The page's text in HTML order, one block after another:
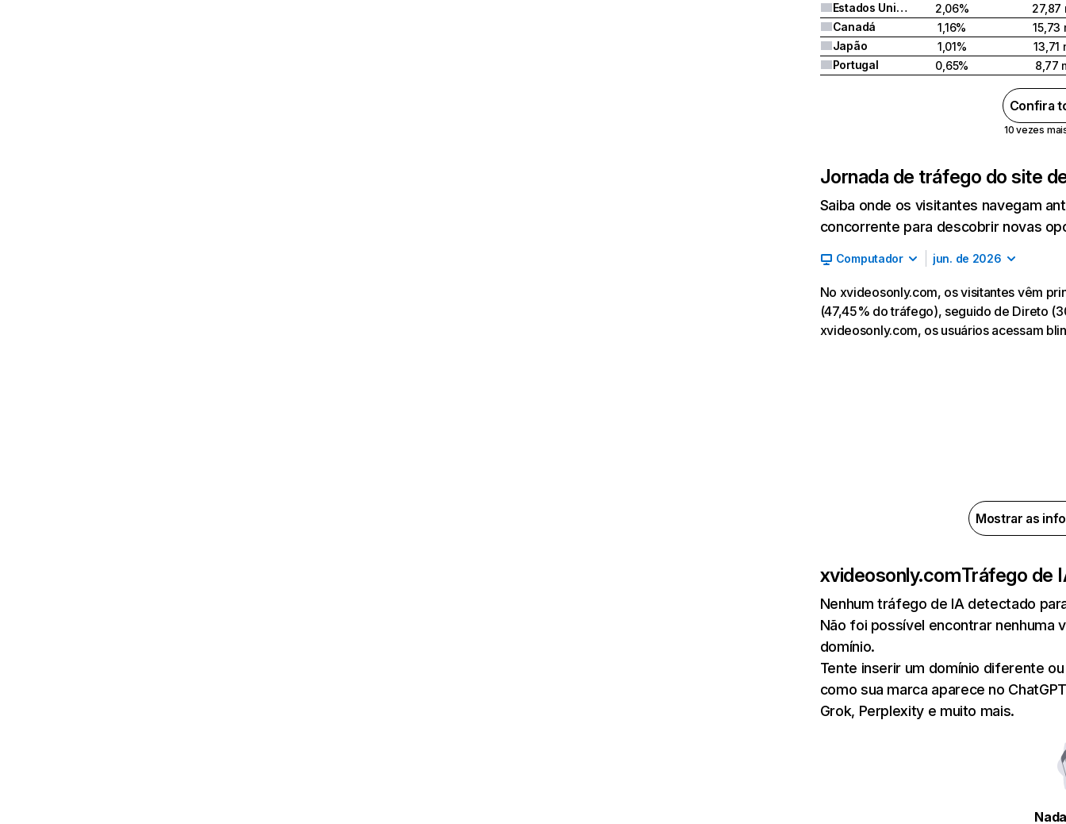
Estados Unidos
2,06%
27,87
Canadá
1,16%
15,73
Japão
1,01%
13,71
Portugal
0,65% 8,77
Confira
10 vezes
Jornada de tráfego do site
Saiba onde os visitantes navegam
concorrente para descobrir novas
Computador jun. de 2026
No xvideosonly.com, os visitantes vêm
(47,45% do tráfego), seguido de Direto
xvideosonly.com, os usuários acessam
Mostrar as
xvideosonly.comTráfego de
Nenhum tráfego de IA detectado
Não foi possível encontrar nenhuma
domínio.
Tente inserir um domínio diferente
como sua marca aparece no
Grok, Perplexity e muito mais.